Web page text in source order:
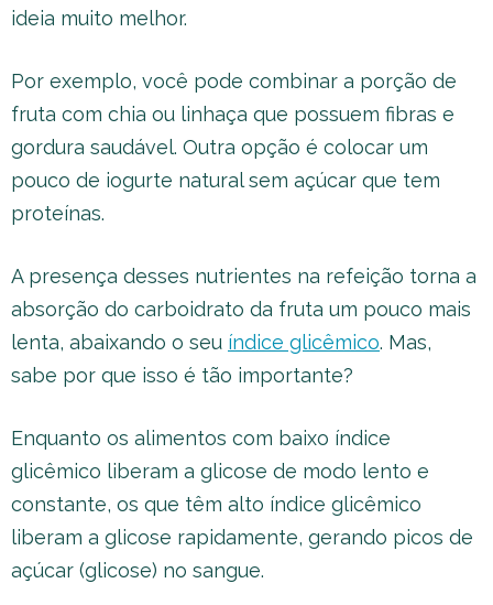
ideia muito melhor.
Por exemplo, você pode combinar a porção de
fruta com chia ou linhaça que possuem fibras e
gordura saudável. Outra opção é colocar um
pouco de iogurte natural sem açúcar que tem
proteínas.
A presença desses nutrientes na refeição torna a
absorção do carboidrato da fruta um pouco mais
lenta, abaixando o seu índice glicêmico. Mas,
sabe por que isso é tão importante?
Enquanto os alimentos com baixo índice
glicêmico liberam a glicose de modo lento e
constante, os que têm alto índice glicêmico
liberam a glicose rapidamente, gerando picos de
açúcar (glicose) no sangue.